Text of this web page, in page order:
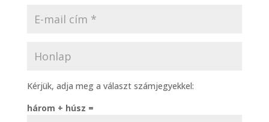
Kérjük, adja meg a választ számjegyekkel:
három + húsz =